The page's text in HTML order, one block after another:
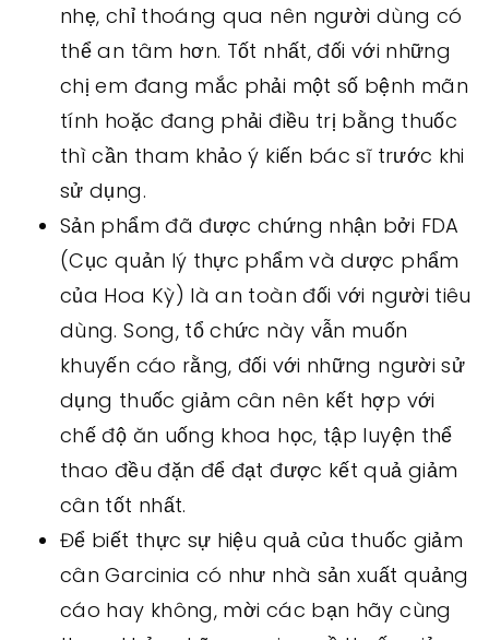
nhẹ, chỉ thoáng qua nên người dùng có
thể an tâm hơn. Tốt nhất, đối với những
chị em đang mắc phải một số bệnh mãn
tính hoặc đang phải điều trị bằng thuốc
thì cần tham khảo ý kiến bác sĩ trước khi
sử dụng.
Sản phẩm đã được chứng nhận bởi FDA
(Cục quản lý thực phẩm và dược phẩm
của Hoa Kỳ) là an toàn đối với người tiêu
dùng. Song, tổ chức này vẫn muốn
khuyến cáo rằng, đối với những người sử
dụng thuốc giảm cân nên kết hợp với
chế độ ăn uống khoa học, tập luyện thể
thao đều đặn để đạt được kết quả giảm
cân tốt nhất.
Để biết thực sự hiệu quả của thuốc giảm
cân Garcinia có như nhà sản xuất quảng
cáo hay không, mời các bạn hãy cùng